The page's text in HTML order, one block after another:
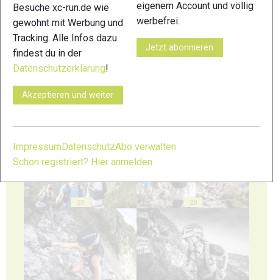
23
27 28
Besuche xc-run.de wie
gewohnt mit Werbung und
Tracking. Alle Infos dazu
findest du in der
Datenschutzerklärung!
Akzeptieren und weiter
eigenem Account und völlig
werbefrei.
Jetzt abonnieren
ImpressumDatenschutzAbo verwalten
Schon registriert? Hier anmelden